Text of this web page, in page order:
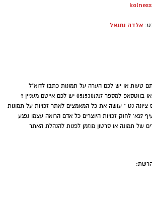
אלדה נתנאל
טעות או יש לכם הערה על תמונות כתבו לדוא"ל
או בווטסאפ למספר 0515301717 יש לכם אייטם מעניין ?
נט " עושה את כל המאמצים לאתר זכויות על תמונות
וסרטונים. אולם, בהתאם לסעיף 27א' לחוק זכויות היוצרים כל אדם הרואה עצמו נפגע
של תמונה או סרטון מוזמן לפנות להנהלת האתר
הרשת: